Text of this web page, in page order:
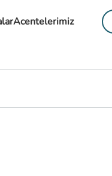
Acentelerimiz